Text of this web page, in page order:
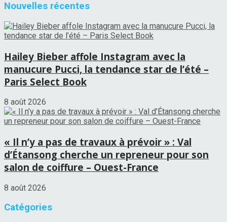
Nouvelles récentes
Hailey Bieber affole Instagram avec la
manucure Pucci, la tendance star de l’été –
Paris Select Book
8 août 2026
« Il n’y a pas de travaux à prévoir » : Val
d’Étansong cherche un repreneur pour son
salon de coiffure – Ouest-France
8 août 2026
Catégories